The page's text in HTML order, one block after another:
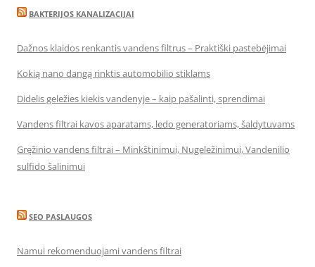
BAKTERIJOS KANALIZACIJAI
Dažnos klaidos renkantis vandens filtrus – Praktiški pastebėjimai
Kokią nano dangą rinktis automobilio stiklams
Didelis geležies kiekis vandenyje – kaip pašalinti, sprendimai
Vandens filtrai kavos aparatams, ledo generatoriams, šaldytuvams
Gręžinio vandens filtrai – Minkštinimui, Nugeležinimui, Vandenilio
sulfido šalinimui
SEO PASLAUGOS
Namui rekomenduojami vandens filtrai